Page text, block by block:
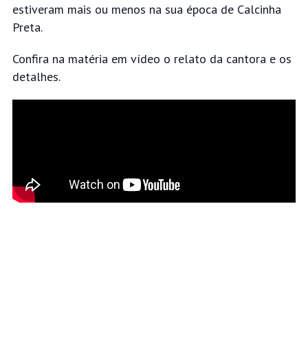
estiveram mais ou menos na sua época de Calcinha
Preta.
Confira na matéria em vídeo o relato da cantora e os
detalhes.